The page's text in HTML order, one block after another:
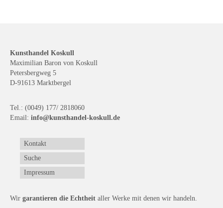
Kunsthandel Koskull
Maximilian Baron von Koskull
Petersbergweg 5
D-91613 Marktbergel
Tel.: (0049) 177/ 2818060
Email: info@kunsthandel-koskull.de
Kontakt
Suche
Impressum
Wir garantieren die Echtheit aller Werke mit denen wir handeln.